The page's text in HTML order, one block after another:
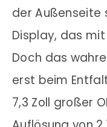
der Außenseite
Display, das mit
Doch das
erst beim
7,3 Zoll großer